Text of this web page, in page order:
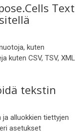
Text
kuten
kuten CSV, TSV, XML
tekstin
ja alluokkien tiettyjen
asetukset